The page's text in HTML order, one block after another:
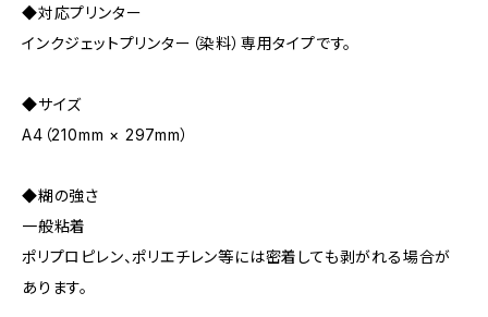
◆対応プリンター
インクジェットプリンター（染料）専用タイプです。
◆サイズ
A4（210mm × 297mm）
◆糊の強さ
一般粘着
ポリプロピレン、ポリエチレン等には密着しても剥がれる場合が
あります。